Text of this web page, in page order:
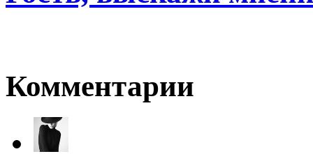
Комментарии